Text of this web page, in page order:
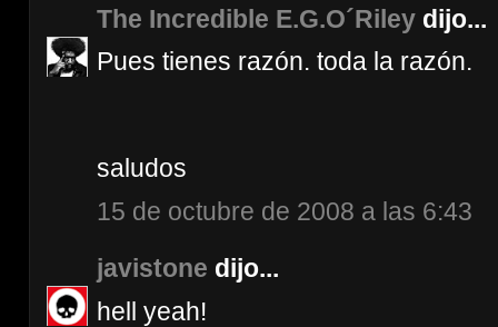
The Incredible E.G.O´Riley dijo...
Pues tienes razón. toda la razón.
saludos
15 de octubre de 2008 a las 6:43
javistone dijo...
hell yeah!